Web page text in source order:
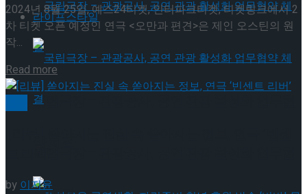
국립극장 – 관광공사, 공연 관광 활성화 업무협
라이프스타일
2024년 8월 25일, 예스24티켓, 인터파크티켓, 티켓링크에서 2
차 티켓 오픈 예정인 연극 <오만과 편견>은 제인 오스틴의 원
작...
Read moreDetails
by 이지윤